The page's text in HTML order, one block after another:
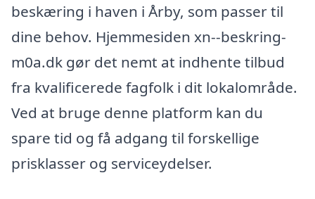
beskæring i haven i Årby, som passer til
dine behov. Hjemmesiden xn--beskring-
m0a.dk gør det nemt at indhente tilbud
fra kvalificerede fagfolk i dit lokalområde.
Ved at bruge denne platform kan du
spare tid og få adgang til forskellige
prisklasser og serviceydelser.